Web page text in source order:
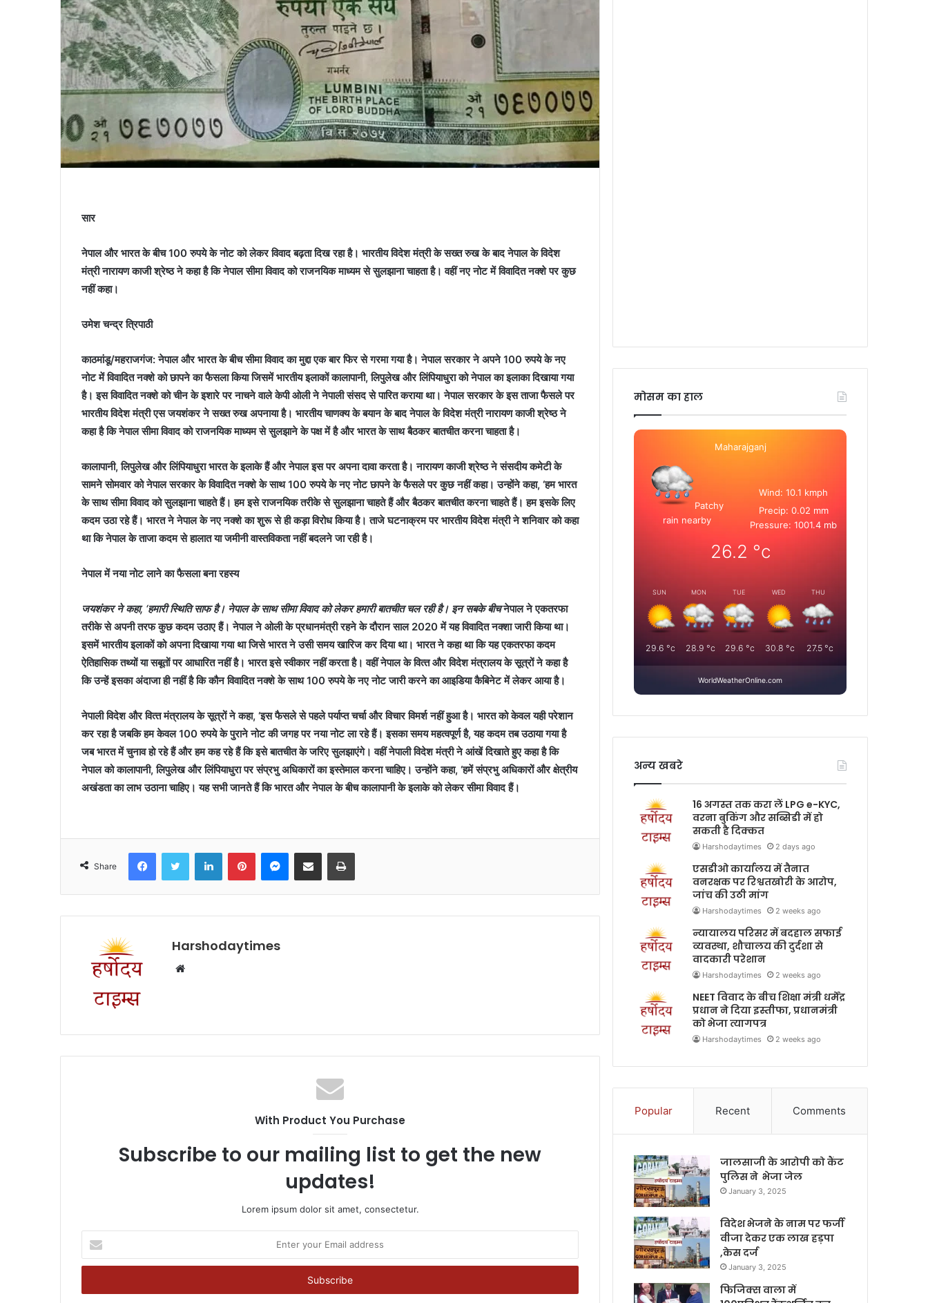
सार
नेपाल और भारत के बीच 100 रुपये के नोट को लेकर विवाद बढ़ता दिख रहा है। भारतीय विदेश मंत्री के सख्‍त रुख के बाद नेपाल के विदेश
मंत्री नारायण काजी श्रेष्‍ठ ने कहा है कि नेपाल सीमा विवाद को राजनयिक माध्‍यम से सुलझाना चाहता है। वहीं नए नोट में विवादित नक्‍शे पर कुछ
नहीं कहा।
उमेश चन्द्र त्रिपाठी
काठमांडू/महराजगंज: नेपाल और भारत के बीच सीमा विवाद का मुद्दा एक बार फिर से गरमा गया है। नेपाल सरकार ने अपने 100 रुपये के नए
नोट में विवादित नक्‍शे को छापने का फैसला किया जिसमें भारतीय इलाकों कालापानी, लिपुलेख और लिंपियाधुरा को नेपाल का इलाका दिखाया गया
है। इस विवादित नक्‍शे को चीन के इशारे पर नाचने वाले केपी ओली ने नेपाली संसद से पारित कराया था। नेपाल सरकार के इस ताजा फैसले पर
भारतीय विदेश मंत्री एस जयशंकर ने सख्‍त रुख अपनाया है। भारतीय चाणक्‍य के बयान के बाद नेपाल के विदेश मंत्री नारायण काजी श्रेष्‍ठ ने
कहा है कि नेपाल सीमा विवाद को राजनयिक माध्‍यम से सुलझाने के पक्ष में है और भारत के साथ बैठकर बातचीत करना चाहता है।
कालापानी, लिपुलेख और लिंपियाधुरा भारत के इलाके हैं और नेपाल इस पर अपना दावा करता है। नारायण काजी श्रेष्‍ठ ने संसदीय कमेटी के
सामने सोमवार को नेपाल सरकार के विवादित नक्‍शे के साथ 100 रुपये के नए नोट छापने के फैसले पर कुछ नहीं कहा। उन्‍होंने कहा, ‘हम भारत
के साथ सीमा विवाद को सुलझाना चाहते हैं। हम इसे राजनयिक तरीके से सुलझाना चाहते हैं और बैठकर बातचीत करना चाहते हैं। हम इसके लिए
कदम उठा रहे हैं। भारत ने नेपाल के नए नक्‍शे का शुरू से ही कड़ा विरोध किया है। ताजे घटनाक्रम पर भारतीय विदेश मंत्री ने शनिवार को कहा
था कि नेपाल के ताजा कदम से हालात या जमीनी वास्‍तविकता नहीं बदलने जा रही है।
नेपाल में नया नोट लाने का फैसला बना रहस्‍य
जयशंकर ने कहा, ‘हमारी स्थिति साफ है। नेपाल के साथ सीमा विवाद को लेकर हमारी बातचीत चल रही है। इन सबके बीचनेपाल ने एकतरफा
तरीके से अपनी तरफ कुछ कदम उठाए हैं। नेपाल ने ओली के प्रधानमंत्री रहने के दौरान साल 2020 में यह विवाद‍ित नक्‍शा जारी किया था।
इसमें भारतीय इलाकों को अपना दिखाया गया था जिसे भारत ने उसी समय खारिज कर दिया था। भारत ने कहा था कि यह एकतरफा कदम
ऐतिहासिक तथ्‍यों या सबूतों पर आधारित नहीं है। भारत इसे स्‍वीकार नहीं करता है। वहीं नेपाल के वित्‍त और विदेश मंत्रालय के सूत्रों ने कहा है
कि उन्‍हें इसका अंदाजा ही नहीं है कि कौन विवादित नक्‍शे के साथ 100 रुपये के नए नोट जारी करने का आइडिया कैबिनेट में लेकर आया है।
नेपाली विदेश और वित्‍त मंत्रालय के सूत्रों ने कहा, ‘इस फैसले से पहले पर्याप्‍त चर्चा और विचार विमर्श नहीं हुआ है। भारत को केवल यही परेशान
कर रहा है जबकि हम केवल 100 रुपये के पुराने नोट की जगह पर नया नोट ला रहे हैं। इसका समय महत्‍वपूर्ण है, यह कदम तब उठाया गया है
जब भारत में चुनाव हो रहे हैं और हम कह रहे हैं कि इसे बातचीत के जरिए सुलझाएंगे। वहीं नेपाली विदेश मंत्री ने आंखें दिखाते हुए कहा है कि
नेपाल को कालापानी, लिपुलेख और लिंपियाधुरा पर संप्रभु अधिकारों का इस्‍तेमाल करना चाहिए। उन्‍होंने कहा, ‘हमें संप्रभु अधिकारों और क्षेत्रीय
अखंडता का लाभ उठाना चाहिए। यह सभी जानते हैं कि भारत और नेपाल के बीच कालापानी के इलाके को लेकर सीमा विवाद हैं।
Share
FacebookTwitter LinkedInPinterestMessenger
Share via Email Print
Harshodaytimes
Website
With Product You Purchase
Subscribe to our mailing list to get the new
updates!
Lorem ipsum dolor sit amet, consectetur.
your
Email
मोसम का हाल
Maharajganj
Patchy
rain nearby
Wind: 10.1 kmph
Precip: 0.02 mm
Pressure: 1001.4 mb
26.2 °c
SUN
29.6 °c
MON
28.9 °c
TUE
29.6 °c
WED
30.8 °c
THU
27.5°c
WorldWeatherOnline.com
अन्य खबरे
16 अगस्त तक करा लें LPG e-KYC,
वरना बुकिंग और सब्सिडी में हो
सकती है दिक्कत
Harshodaytimes 2 days ago
एसडीओ कार्यालय में तैनात
वनरक्षक पर रिश्वतखोरी के आरोप,
जांच की उठी मांग
Harshodaytimes 2 weeks ago
न्यायालय परिसर में बदहाल सफाई
व्यवस्था, शौचालय की दुर्दशा से
वादकारी परेशान
Harshodaytimes 2 weeks ago
NEET विवाद के बीच शिक्षा मंत्री धर्मेंद्र
प्रधान ने दिया इस्तीफा, प्रधानमंत्री
को भेजा त्यागपत्र
Harshodaytimes 2 weeks ago
Popular Recent Comments
जालसाजी के आरोपी को कैंट
पुलिस ने भेजा जेल
January 3, 2025
विदेश भेजने के नाम पर फर्जी
वीजा देकर एक लाख हड़पा
,केस दर्ज
January 3, 2025
फिजिक्स वाला में